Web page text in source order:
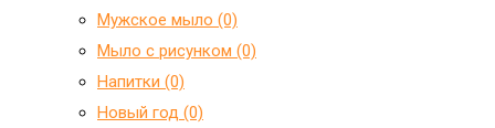
Мужское мыло (0)
Мыло с рисунком (0)
Напитки (0)
Новый год (0)